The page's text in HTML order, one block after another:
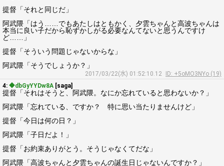
提督「それと同じだ」
阿武隈「はう……でもあたしはともかく、夕雲ちゃんと高波ちゃんは
本当に良い子だから恥ずかしがる必要なんてないと思うんですけ
ど……」
提督「そういう問題じゃないからな」
阿武隈「そうでしょうか？」
2017/03/22(水) 01:52:10.12
ID: +5oMO3NYo (19)
4: ◆dbGyYYDw8A [saga]
提督「それはそうと、阿武隈。なにか忘れていると思わないか？」
阿武隈「忘れている、ですか？ 特に思い当たりませんけど」
提督「今日は何の日？」
阿武隈「子日だよ！」
提督「お約束ありがとう。そうじゃなくてだな」
阿武隈「高波ちゃんと夕雲ちゃんの誕生日じゃないんですか？」